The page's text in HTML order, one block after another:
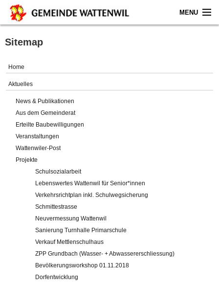
MENU
Home
Gemeinde
Verwaltung
Online-Service
Impressum
Sitemap
Home
Aktuelles
News & Publikationen
Aus dem Gemeinderat
Erteilte Baubewilligungen
Veranstaltungen
Wattenwiler-Post
Projekte
Schulsozialarbeit
Lebenswertes Wattenwil für Senior*innen
Verkehrsrichtplan inkl. Schulwegsicherung
Schmittestrasse
Neuvermessung Wattenwil
Sanierung Turnhalle Primarschule
Verkauf Mettlenschulhaus
ZPP Grundbach (Wasser- + Abwassererschliessung)
Bevölkerungsworkshop 01.11.2018
Dorfentwicklung